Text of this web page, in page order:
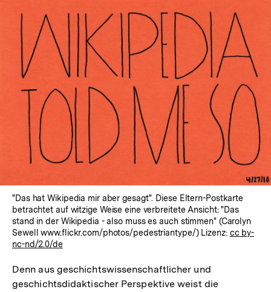
In
Lightbox
öffnen
"Das hat Wikipedia mir aber gesagt". Diese Eltern-Postkarte
betrachtet auf witzige Weise eine verbreitete Ansicht: "Das
stand in der Wikipedia - also muss es auch stimmen" (Carolyn
Sewell www.flickr.com/photos/pedestriantype/) Lizenz: cc by-
nc-nd/2.0/de
Denn aus geschichtswissenschaftlicher und
geschichtsdidaktischer Perspektive weist die